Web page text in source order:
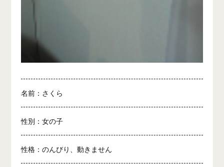
名前：さくら
性別：女の子
性格：のんびり、動きません